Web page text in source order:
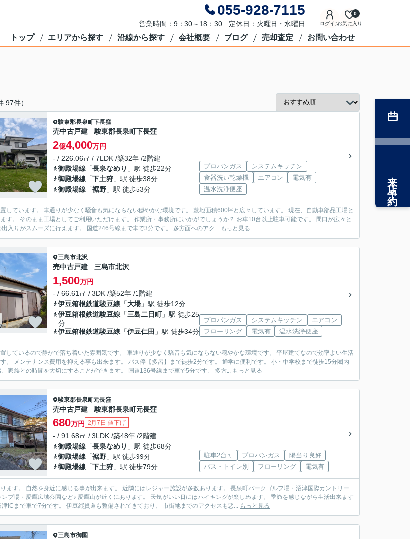
055-928-7115
営業時間：9：30～18：30 定休日：火曜日・水曜日 ログインお気に入り
0
トップ エリアから探す 沿線から探す 会社概要 ブログ 売却査定 お問い合わせ
97件）
駿東郡長泉町下長窪
売中古戸建 駿東郡長泉町下長窪
2億4,000万円
- / 226.06㎡ / 7LDK /築32年 /2階建
御殿場線 「長泉なめり 」駅 徒歩22分
御殿場線 「下土狩 」駅 徒歩38分
御殿場線 「裾野 」駅 徒歩53分
プロパンガス
システムキッチン
食器洗い乾燥機
エアコン
電気有
温水洗浄便座
。 車通りが少なく騒音も気にならない穏やかな環境です。 敷地面積600坪と広々しています。 現在、自動車部品工場と
のまま工場としてご利用いただけます。 作業所・事務所にいかがでしょうか？ お車10台以上駐車可能です。 間口が広々と
しています。 車の出入りがスムーズに行えます。 国道246号線まで車で3分です。 多方面へのアク... もっと見る
三島市北沢
売中古戸建 三島市北沢
1,500万円
- / 66.61㎡ / 3DK /築52年 /1階建
伊豆箱根鉄道駿豆線 「大場」駅 徒歩12分
伊豆箱根鉄道駿豆線 「三島二日町」駅 徒歩25
分
伊豆箱根鉄道駿豆線 「伊豆仁田 」駅 徒歩34分
プロパンガス システムキッチン
エアコン
フローリング
電気有 温水洗浄便座
いるので静かで落ち着いた雰囲気です。 車通りが少なく騒音も気にならない穏やかな環境です。 平屋建てなので効率よい生活
抑える事も出来ます。 バス停【多呂】まで徒歩2分です。 通学に便利です。 小・中学校まで徒歩15分圏内
です。 趣味や学習、家族との時間を大切にすることができます。 国道136号線まで車で5分です。 多方... もっと見る
駿東郡長泉町元長窪
売中古戸建 駿東郡長泉町元長窪
680万円 2月7日 値下げ
- / 91.68㎡ / 3LDK /築48年 /2階建
御殿場線 「長泉なめり 」駅 徒歩68分
御殿場線 「裾野 」駅 徒歩99分
御殿場線 「下土狩 」駅 徒歩79分
駐車2台可 プロパンガス
陽当り良好
バス・トイレ別
フローリング 電気有
る事が出来ます。 近隣にはレジャー施設が多数あります。 長泉町パークゴルフ場・沼津国際カントリー
にあります。 天気がいい日にはハイキングが楽しめます。 季節を感じながら生活出来ます
泉沼津ICまで車で7分です。 伊豆縦貫道も整備されてきており、 市街地までのアクセスも悪... もっと見る
三島市御園
来店予約